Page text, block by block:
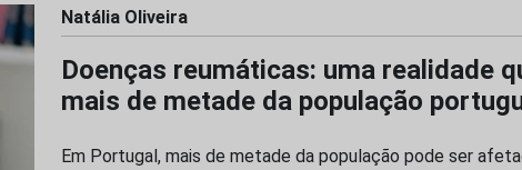
Natália Oliveira
Doenças reumáticas: uma realidade
mais de metade da população
Em Portugal, mais de metade da população pode ser